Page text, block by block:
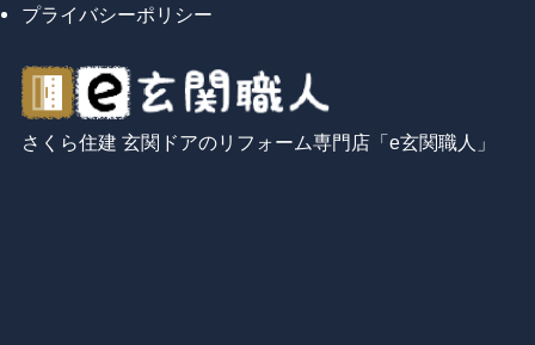
さくら住建 玄関ドアのリフォーム専門店「e玄関職人」
プライバシーポリシー